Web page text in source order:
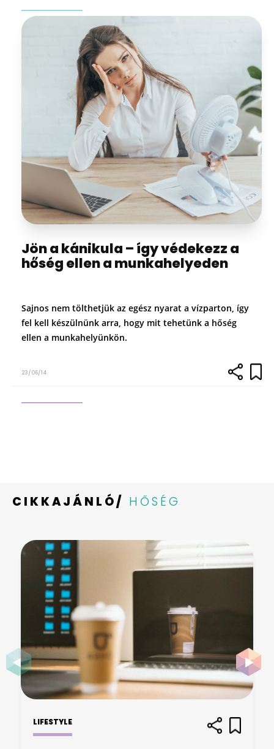
Jön a kánikula – így védekezz a
hőség ellen a munkahelyeden
Sajnos nem tölthetjük az egész nyarat a vízparton, így
fel kell készülnünk arra, hogy mit tehetünk a hőség
ellen a munkahelyünkön.
23/06/14
CIKKAJÁNLÓ/ HŐSÉG
LIFESTYLE